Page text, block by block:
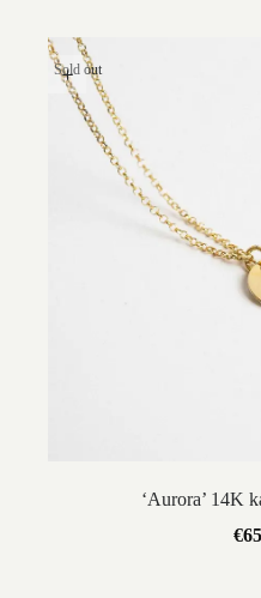
Sold out
‘Aurora’ 14K
€